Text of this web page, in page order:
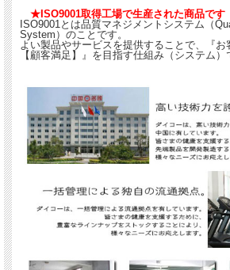
★ISO9001取得工場で生産された商品です
ISO9001とは品質マネジメントシステム（
System）のことです。
よい製品やサービスを提供することで、『お
【顧客満足】』を目指す仕組み（システム）